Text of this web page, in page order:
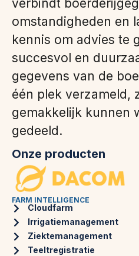
verbindt
omstandigheden en
kennis om advies te
succesvol en
gegevens van de
één plek verzameld,
gemakkelijk kunnen
gedeeld.
Onze producten
FARM INTELLIGENCE
Cloudfarm
Irrigatiemanagement
Ziektemanagement
Teeltregistratie